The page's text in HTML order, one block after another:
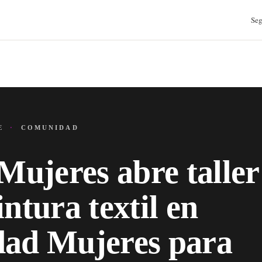
· COMUNIDAD
abre taller
textil en
Mujeres para